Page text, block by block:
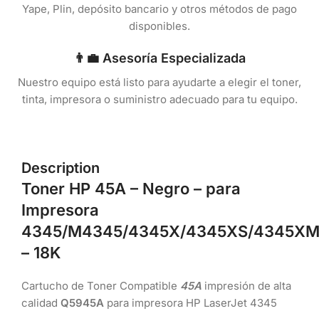
Yape, Plin, depósito bancario y otros métodos de pago
disponibles.
👨‍💼 Asesoría Especializada
Nuestro equipo está listo para ayudarte a elegir el toner,
tinta, impresora o suministro adecuado para tu equipo.
Description
Toner HP 45A – Negro – para
Impresora
4345/M4345/4345X/4345XS/
– 18K
Cartucho de Toner Compatible 45A impresión de alta
calidad Q5945A para impresora HP LaserJet 4345